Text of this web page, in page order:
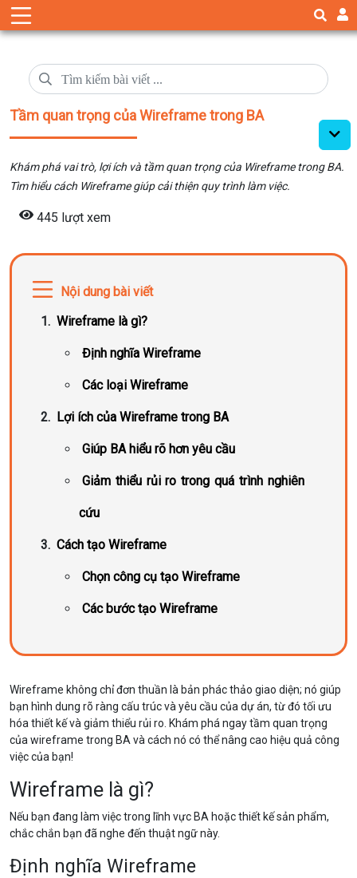
Tầm quan trọng của Wireframe trong BA
Khám phá vai trò, lợi ích và tầm quan trọng của Wireframe trong BA.
Tìm hiểu cách Wireframe giúp cải thiện quy trình làm việc.
445 lượt xem
Nội dung bài viết
Wireframe là gì?
Định nghĩa Wireframe
Các loại Wireframe
Lợi ích của Wireframe trong BA
Giúp BA hiểu rõ hơn yêu cầu
Giảm thiểu rủi ro trong quá trình nghiên
cứu
Cách tạo Wireframe
Chọn công cụ tạo Wireframe
Các bước tạo Wireframe
Wireframe không chỉ đơn thuần là bản phác thảo giao diện; nó giúp
bạn hình dung rõ ràng cấu trúc và yêu cầu của dự án, từ đó tối ưu
hóa thiết kế và giảm thiểu rủi ro. Khám phá ngay tầm quan trọng
của wireframe trong BA và cách nó có thể nâng cao hiệu quả công
việc của bạn!
Wireframe là gì?
Nếu bạn đang làm việc trong lĩnh vực BA hoặc thiết kế sản phẩm,
chắc chắn bạn đã nghe đến thuật ngữ này.
Định nghĩa Wireframe